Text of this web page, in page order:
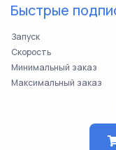
Быстрые
Запуск
Скорость
Минимальный заказ
Максимальный заказ